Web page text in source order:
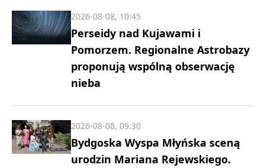
Perseidy nad Kujawami i
Pomorzem. Regionalne Astrobazy
proponują wspólną obserwację
nieba
2026-08-08, 10:45
Bydgoska Wyspa Młyńska sceną
urodzin Mariana Rejewskiego.
2026-08-08, 09:30